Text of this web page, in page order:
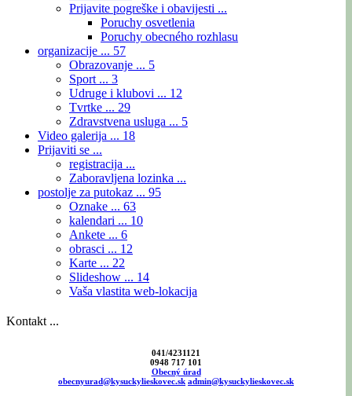
Prijavite pogreške i obavijesti ...
Poruchy osvetlenia
Poruchy obecného rozhlasu
organizacije ... 57
Obrazovanje ... 5
Sport ... 3
Udruge i klubovi ... 12
Tvrtke ... 29
Zdravstvena usluga ... 5
Video galerija ... 18
Prijaviti se ...
registracija ...
Zaboravljena lozinka ...
postolje za putokaz ... 95
Oznake ... 63
kalendari ... 10
Ankete ... 6
obrasci ... 12
Karte ... 22
Slideshow ... 14
Vaša vlastita web-lokacija
Kontakt ...
041/4231121
0948 717 101
Obecný úrad
obecnyurad@kysuckylieskovec.sk admin@kysuckylieskovec.sk